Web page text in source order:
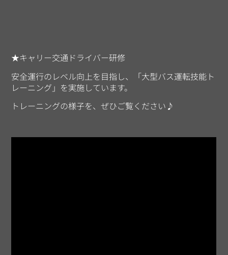
★キャリー交通ドライバー研修
安全運行のレベル向上を目指し、「大型バス運転技能ト
レーニング」を実施しています。
トレーニングの様子を、ぜひご覧ください♪